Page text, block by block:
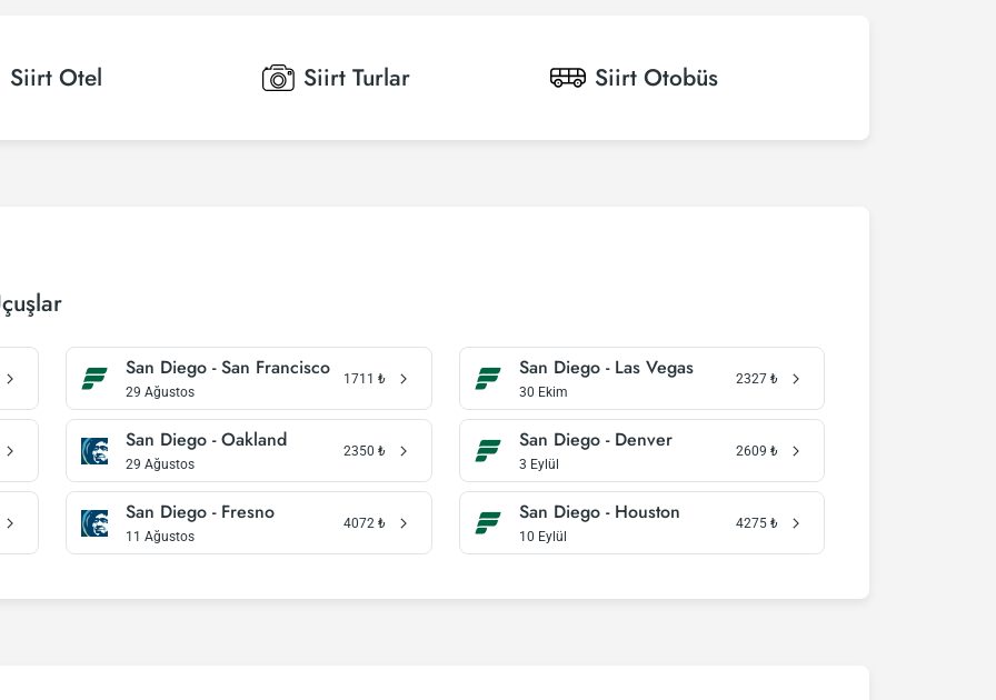
Siirt Otel Siirt Turlar Siirt Otobüs
San Diego - San Francisco
29 Ağustos
1711 ₺ San Diego - Las Vegas
30 Ekim
2327 ₺
San Diego - Oakland
29 Ağustos
2350 ₺ San Diego - Denver
3 Eylül
2609 ₺
San Diego - Fresno
11 Ağustos
4072 ₺ San Diego - Houston
10 Eylül
4275 ₺